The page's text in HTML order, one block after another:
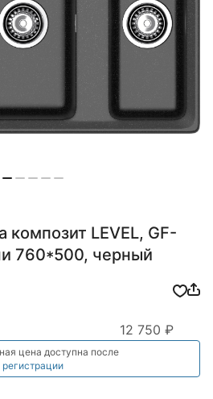
композит LEVEL, GF-
760*500, черный
12 750 ₽
цена доступна после
регистрации